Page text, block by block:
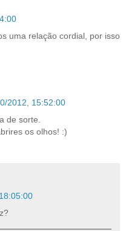
uma relação cordial, por isso
2012, 15:52:00
de sorte.
os olhos! :)